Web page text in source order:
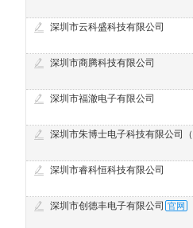
深圳市云科盛科技有限公司
深圳市商腾科技有限公司
深圳市福澈电子有限公司
深圳市睿科恒科技有限公司
深圳市创德丰电子有限公司